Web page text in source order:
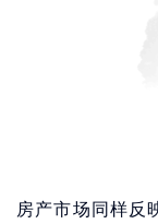
房产市场同样反